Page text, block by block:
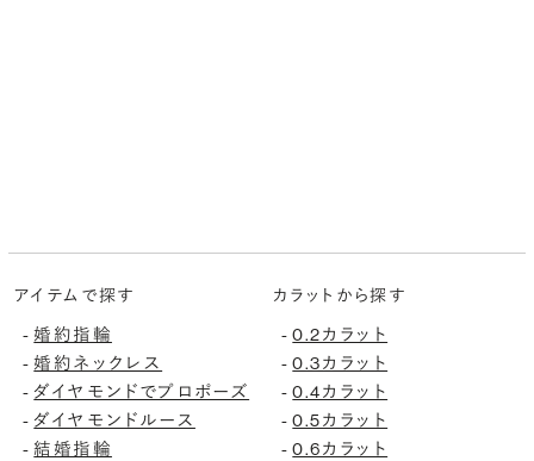
アイテムで探す
-婚約指輪
-婚約ネックレス
-ダイヤモンドでプロポーズ
-ダイヤモンドルース
-結婚指輪
カラットから探す
-0.2カラット
-0.3カラット
-0.4カラット
-0.5カラット
-0.6カラット